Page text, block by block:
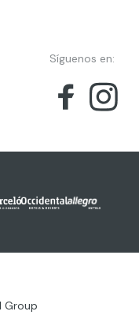
Síguenos en:
Group